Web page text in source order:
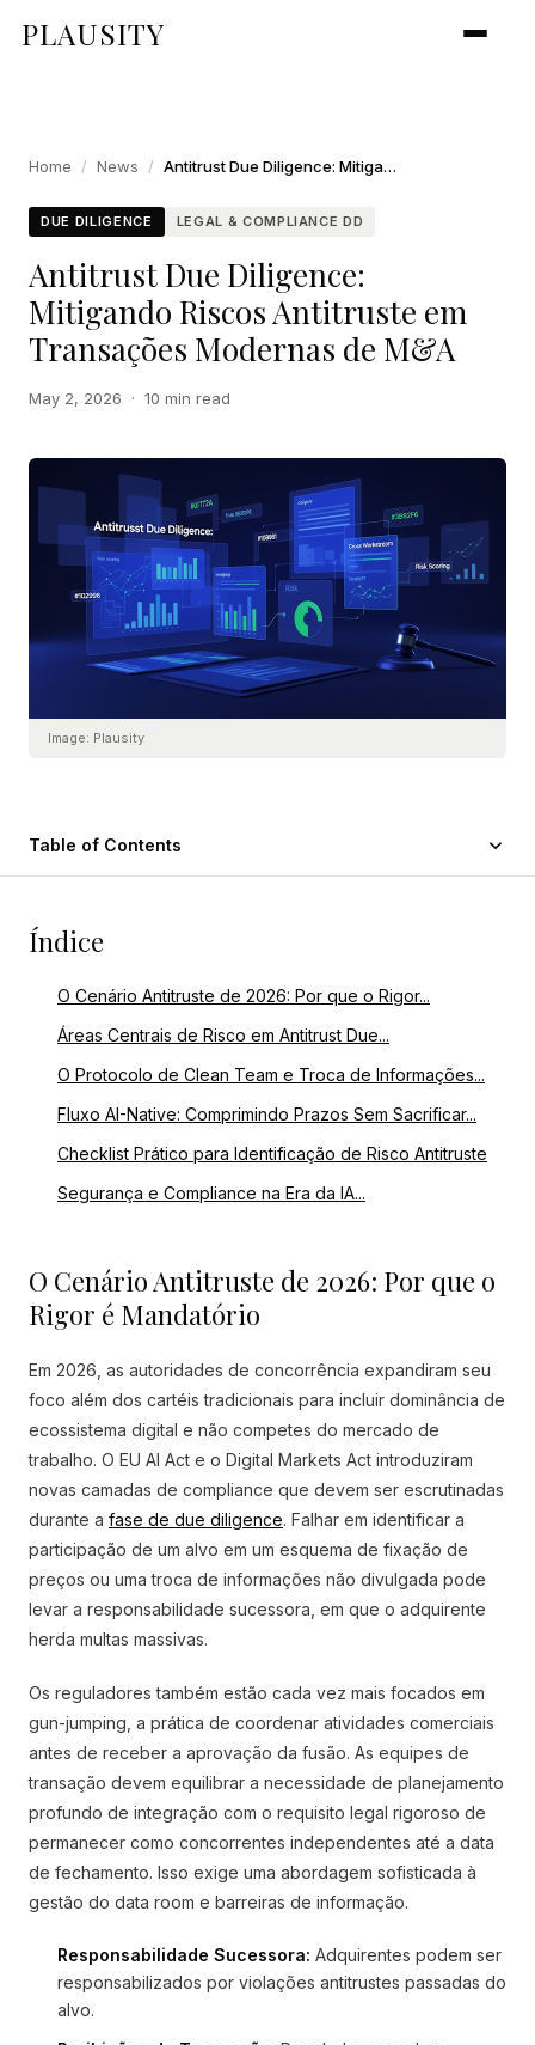
PLAUSITY
Home / News / Antitrust Due Diligence: Mitigando Riscos Antitruste em Transações Modernas de M&A
DUE DILIGENCE LEGAL & COMPLIANCE DD
Antitrust Due Diligence:
Mitigando Riscos Antitruste em
Transações Modernas de M&A
May 2, 2026 · 10 min read
Image: Plausity
Table of Contents
Índice
O Cenário Antitruste de 2026: Por que o Rigor...
Áreas Centrais de Risco em Antitrust Due...
O Protocolo de Clean Team e Troca de Informações...
Fluxo AI-Native: Comprimindo Prazos Sem Sacrificar...
Checklist Prático para Identificação de Risco Antitruste
Segurança e Compliance na Era da IA...
O Cenário Antitruste de 2026: Por que o
Rigor é Mandatório
Em 2026, as autoridades de concorrência expandiram seu
foco além dos cartéis tradicionais para incluir dominância de
ecossistema digital e não competes do mercado de
trabalho. O EU AI Act e o Digital Markets Act introduziram
novas camadas de compliance que devem ser escrutinadas
durante a fase de due diligence. Falhar em identificar a
participação de um alvo em um esquema de fixação de
preços ou uma troca de informações não divulgada pode
levar a responsabilidade sucessora, em que o adquirente
herda multas massivas.
Os reguladores também estão cada vez mais focados em
gun-jumping, a prática de coordenar atividades comerciais
antes de receber a aprovação da fusão. As equipes de
transação devem equilibrar a necessidade de planejamento
profundo de integração com o requisito legal rigoroso de
permanecer como concorrentes independentes até a data
de fechamento. Isso exige uma abordagem sofisticada à
gestão do data room e barreiras de informação.
Responsabilidade Sucessora: Adquirentes podem ser
responsabilizados por violações antitrustes passadas do
alvo.